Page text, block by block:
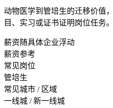
动物医学到管培生的迁移价值
目、实习或证书证明岗位任务。
薪资随具体企业浮动
薪资参考
常见岗位
管培生
常见城市 / 区域
一线城 / 新一线城